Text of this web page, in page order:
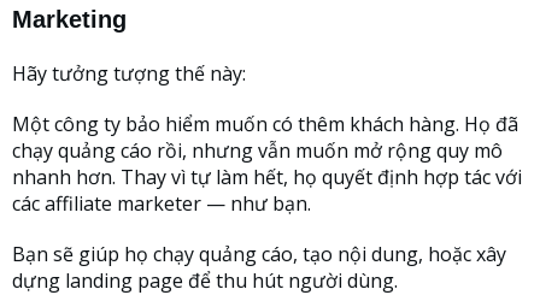
Marketing
Hãy tưởng tượng thế này:
Một công ty bảo hiểm muốn có thêm khách hàng. Họ đã
chạy quảng cáo rồi, nhưng vẫn muốn mở rộng quy mô
nhanh hơn. Thay vì tự làm hết, họ quyết định hợp tác với
các affiliate marketer — như bạn.
Bạn sẽ giúp họ chạy quảng cáo, tạo nội dung, hoặc xây
dựng landing page để thu hút người dùng.